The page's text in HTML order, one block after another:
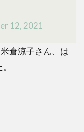
12, 2021
倉涼子さん、は